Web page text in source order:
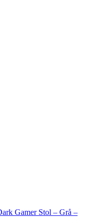
Gamer Stol – Grå –